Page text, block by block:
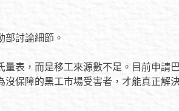
討論細節。
表，而是移工來源數不足。目前申請
保障的黑工市場受害者，才能真正解